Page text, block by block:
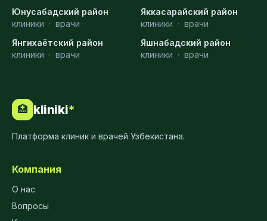
Юнусабадский район
клиники · врачи
Яккасарайский район
клиники · врачи
Янгихаётский район
клиники · врачи
Яшнабадский район
клиники · врачи
🏥 kliniki*
Платформа клиник и врачей Узбекистана.
Компания
О нас
Вопросы